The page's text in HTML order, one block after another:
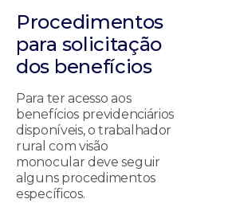
Procedimentos
para solicitação
dos benefícios
Para ter acesso aos
benefícios previdenciários
disponíveis, o trabalhador
rural com visão
monocular deve seguir
alguns procedimentos
específicos.